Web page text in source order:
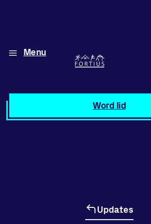
Menu
Word lid
Diverse disciplines
Atletiek
Updates